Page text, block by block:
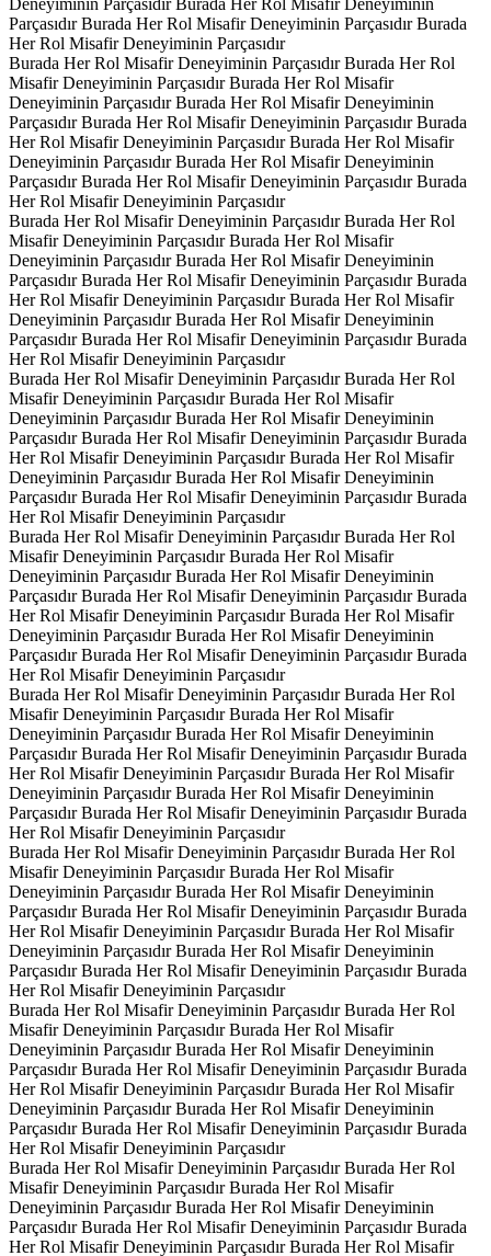
Deneyiminin Parçasıdır Burada Her Rol Misafir Deneyiminin
Parçasıdır Burada Her Rol Misafir Deneyiminin Parçasıdır Burada
Her Rol Misafir Deneyiminin Parçasıdır
Burada Her Rol Misafir Deneyiminin Parçasıdır Burada Her Rol
Misafir Deneyiminin Parçasıdır Burada Her Rol Misafir
Deneyiminin Parçasıdır Burada Her Rol Misafir Deneyiminin
Parçasıdır Burada Her Rol Misafir Deneyiminin Parçasıdır Burada
Her Rol Misafir Deneyiminin Parçasıdır Burada Her Rol Misafir
Deneyiminin Parçasıdır Burada Her Rol Misafir Deneyiminin
Parçasıdır Burada Her Rol Misafir Deneyiminin Parçasıdır Burada
Her Rol Misafir Deneyiminin Parçasıdır
Burada Her Rol Misafir Deneyiminin Parçasıdır Burada Her Rol
Misafir Deneyiminin Parçasıdır Burada Her Rol Misafir
Deneyiminin Parçasıdır Burada Her Rol Misafir Deneyiminin
Parçasıdır Burada Her Rol Misafir Deneyiminin Parçasıdır Burada
Her Rol Misafir Deneyiminin Parçasıdır Burada Her Rol Misafir
Deneyiminin Parçasıdır Burada Her Rol Misafir Deneyiminin
Parçasıdır Burada Her Rol Misafir Deneyiminin Parçasıdır Burada
Her Rol Misafir Deneyiminin Parçasıdır
Burada Her Rol Misafir Deneyiminin Parçasıdır Burada Her Rol
Misafir Deneyiminin Parçasıdır Burada Her Rol Misafir
Deneyiminin Parçasıdır Burada Her Rol Misafir Deneyiminin
Parçasıdır Burada Her Rol Misafir Deneyiminin Parçasıdır Burada
Her Rol Misafir Deneyiminin Parçasıdır Burada Her Rol Misafir
Deneyiminin Parçasıdır Burada Her Rol Misafir Deneyiminin
Parçasıdır Burada Her Rol Misafir Deneyiminin Parçasıdır Burada
Her Rol Misafir Deneyiminin Parçasıdır
Burada Her Rol Misafir Deneyiminin Parçasıdır Burada Her Rol
Misafir Deneyiminin Parçasıdır Burada Her Rol Misafir
Deneyiminin Parçasıdır Burada Her Rol Misafir Deneyiminin
Parçasıdır Burada Her Rol Misafir Deneyiminin Parçasıdır Burada
Her Rol Misafir Deneyiminin Parçasıdır Burada Her Rol Misafir
Deneyiminin Parçasıdır Burada Her Rol Misafir Deneyiminin
Parçasıdır Burada Her Rol Misafir Deneyiminin Parçasıdır Burada
Her Rol Misafir Deneyiminin Parçasıdır
Burada Her Rol Misafir Deneyiminin Parçasıdır Burada Her Rol
Misafir Deneyiminin Parçasıdır Burada Her Rol Misafir
Deneyiminin Parçasıdır Burada Her Rol Misafir Deneyiminin
Parçasıdır Burada Her Rol Misafir Deneyiminin Parçasıdır Burada
Her Rol Misafir Deneyiminin Parçasıdır Burada Her Rol Misafir
Deneyiminin Parçasıdır Burada Her Rol Misafir Deneyiminin
Parçasıdır Burada Her Rol Misafir Deneyiminin Parçasıdır Burada
Her Rol Misafir Deneyiminin Parçasıdır
Burada Her Rol Misafir Deneyiminin Parçasıdır Burada Her Rol
Misafir Deneyiminin Parçasıdır Burada Her Rol Misafir
Deneyiminin Parçasıdır Burada Her Rol Misafir Deneyiminin
Parçasıdır Burada Her Rol Misafir Deneyiminin Parçasıdır Burada
Her Rol Misafir Deneyiminin Parçasıdır Burada Her Rol Misafir
Deneyiminin Parçasıdır Burada Her Rol Misafir Deneyiminin
Parçasıdır Burada Her Rol Misafir Deneyiminin Parçasıdır Burada
Her Rol Misafir Deneyiminin Parçasıdır
Burada Her Rol Misafir Deneyiminin Parçasıdır Burada Her Rol
Misafir Deneyiminin Parçasıdır Burada Her Rol Misafir
Deneyiminin Parçasıdır Burada Her Rol Misafir Deneyiminin
Parçasıdır Burada Her Rol Misafir Deneyiminin Parçasıdır Burada
Her Rol Misafir Deneyiminin Parçasıdır Burada Her Rol Misafir
Deneyiminin Parçasıdır Burada Her Rol Misafir Deneyiminin
Parçasıdır Burada Her Rol Misafir Deneyiminin Parçasıdır Burada
Her Rol Misafir Deneyiminin Parçasıdır
Burada Her Rol Misafir Deneyiminin Parçasıdır Burada Her Rol
Misafir Deneyiminin Parçasıdır Burada Her Rol Misafir
Deneyiminin Parçasıdır Burada Her Rol Misafir Deneyiminin
Parçasıdır Burada Her Rol Misafir Deneyiminin Parçasıdır Burada
Her Rol Misafir Deneyiminin Parçasıdır Burada Her Rol Misafir